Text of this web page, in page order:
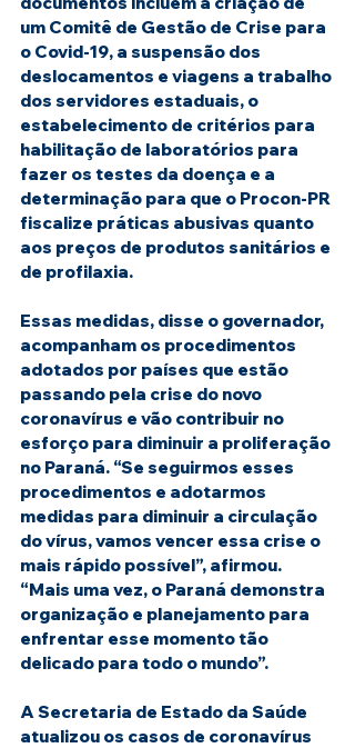
um Comitê de Gestão de Crise para
o Covid-19, a suspensão dos
deslocamentos e viagens a trabalho
dos servidores estaduais, o
estabelecimento de critérios para
habilitação de laboratórios para
fazer os testes da doença e a
determinação para que o Procon-PR
fiscalize práticas abusivas quanto
aos preços de produtos sanitários e
de profilaxia.
Essas medidas, disse o governador,
acompanham os procedimentos
adotados por países que estão
passando pela crise do novo
coronavírus e vão contribuir no
esforço para diminuir a proliferação
no Paraná. “Se seguirmos esses
procedimentos e adotarmos
medidas para diminuir a circulação
do vírus, vamos vencer essa crise o
mais rápido possível”, afirmou.
“Mais uma vez, o Paraná demonstra
organização e planejamento para
enfrentar esse momento tão
delicado para todo o mundo”.
A Secretaria de Estado da Saúde
atualizou os casos de coronavírus